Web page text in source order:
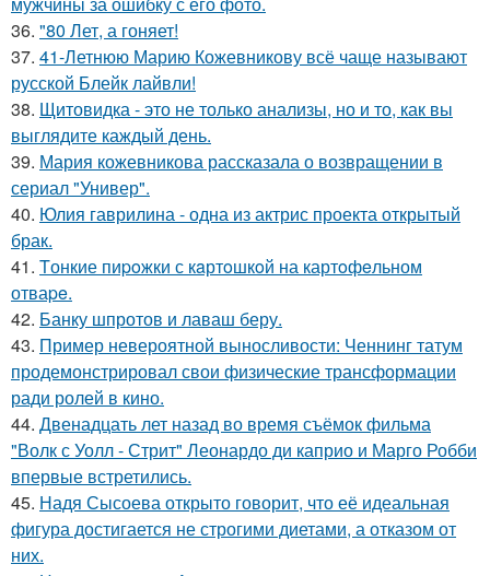
36. "80 Лет, а гоняет!
37. 41-Летнюю Марию Кожевникову всё чаще называют
русской Блейк лайвли!
38. Щитовидка - это не только анализы, но и то, как вы
выглядите каждый день.
39. Мария кожевникова рассказала о возвращении в
сериал "Универ".
40. Юлия гаврилина - одна из актрис проекта открытый
брак.
41. Tонкие пиpoжки с кaртoшкoй на картoфeльном
отваpe.
42. Банку шпротов и лаваш беру.
43. Пример невероятной выносливости: Ченнинг татум
продемонстрировал свои физические трансформации
ради ролей в кино.
44. Двенадцать лет назад во время съёмок фильма
"Волк с Уолл - Стрит" Леонардо ди каприо и Марго Робби
впервые встретились.
45. Надя Сысоева открыто говорит, что её идеальная
фигура достигается не строгими диетами, а отказом от
них.